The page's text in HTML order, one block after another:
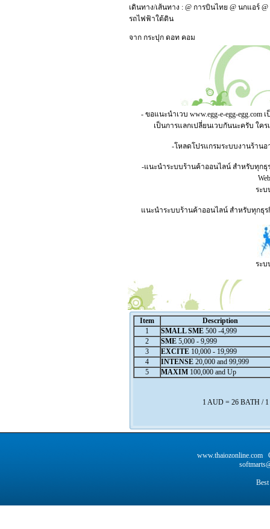
เดินทาง/เส้นทาง : @ การบินไทย @ นกแอร์ @
รถไฟฟ้าใต้ดิน
จาก กระปุก ดอท คอม
- ขอแนะนำเวบ www.egg-e-egg-egg.comเ
เป็นการแลกเปลี่ยนเวบกันนะครับ ใค
-โหลดโปรแกรมระบบงานร้านอ
-แนะนำระบบร้านค้าออนไลน์ สำหรับทุกธุ
ระบ
แนะนำระบบร้านค้าออนไลน์ สำหรับทุกธุ
ระบ
Item
Description
1
SMALL SME 500 -4,999
2
SME 5,000 - 9,999
3
EXCITE 10,000 - 19,999
4
INTENSE 20,000 and 99,999
5
MAXIM 100,000 and Up
1 AUD = 26 BATH /
www.thaiozonline.com